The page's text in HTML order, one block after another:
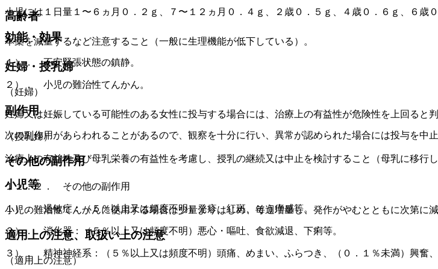
高齢者
本薬を減量するなど注意すること（一般に生理機能が低下している）。
妊婦・授乳婦
（妊婦）
妊婦又は妊娠している可能性のある女性に投与する場合には、治療上の有益性が危険性を上回ると
（授乳婦）
治療上の有益性及び母乳栄養の有益性を考慮し、授乳の継続又は中止を検討すること（母乳に移行し
小児等
小児の難治性てんかんに使用する場合は少量よりはじめ、毎週増量し、発作がやむとともに次第に
適用上の注意、取扱い上の注意
（適用上の注意）
小児には１日量１〜６ヵ月０．２ｇ、７〜１２ヵ月０．４ｇ、２歳０．５ｇ、４歳０．６ｇ、６歳
効能・効果
１）． 不安緊張状態の鎮静。
２）． 小児の難治性てんかん。
副作用
次の副作用があらわれることがあるので、観察を十分に行い、異常が認められた場合には投与を中
その他の副作用
１１．２． その他の副作用
１）． 過敏症：（５％以上又は頻度不明）発疹、紅斑、そう痒感等。
２）． 消化器：（５％以上又は頻度不明）悪心・嘔吐、食欲減退、下痢等。
３）． 精神神経系：（５％以上又は頻度不明）頭痛、めまい、ふらつき、（０．１％未満）興奮